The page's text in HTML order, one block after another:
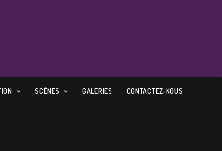
SCÈNES GALERIES CONTACTEZ-NOUS